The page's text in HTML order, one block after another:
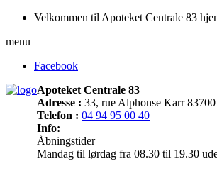
Velkommen til Apoteket Centrale 83
menu
Facebook
Apoteket Centrale 83
Adresse : 33, rue Alphonse Karr
Telefon : 04 94 95 00 40
Info:
Åbningstider
Mandag til lørdag fra 08.30 til 19.30